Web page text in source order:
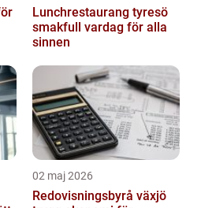
Lunchrestaurang tyresö
smakfull vardag för alla
sinnen
02 maj 2026
Redovisningsbyrå växjö